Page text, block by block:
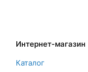
Интернет-магазин
Каталог